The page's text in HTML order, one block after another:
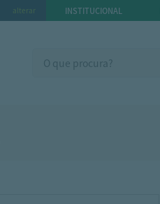
alterar INSTITUCIONAL